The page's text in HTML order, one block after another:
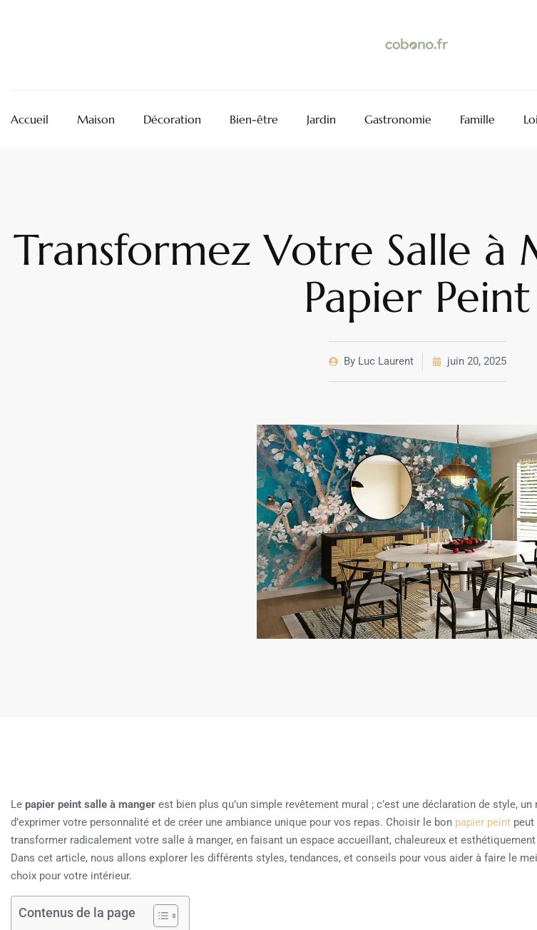
Accueil Maison Décoration Bien-être Jardin Gastronomie Famille
Transformez Votre Salle à
Papier Peint
ByLuc Laurent juin 20, 2025
Le papier peint salle à manger est bien plus qu’un simple revêtement mural ; c’est une déclaration de style, un
d’exprimer votre personnalité et de créer une ambiance unique pour vos repas. Choisir le bon papier peint peut
transformer radicalement votre salle à manger, en faisant un espace accueillant, chaleureux et
Dans cet article, nous allons explorer les différents styles, tendances, et conseils pour vous aider à faire le
choix pour votre intérieur.
Contenus de la page